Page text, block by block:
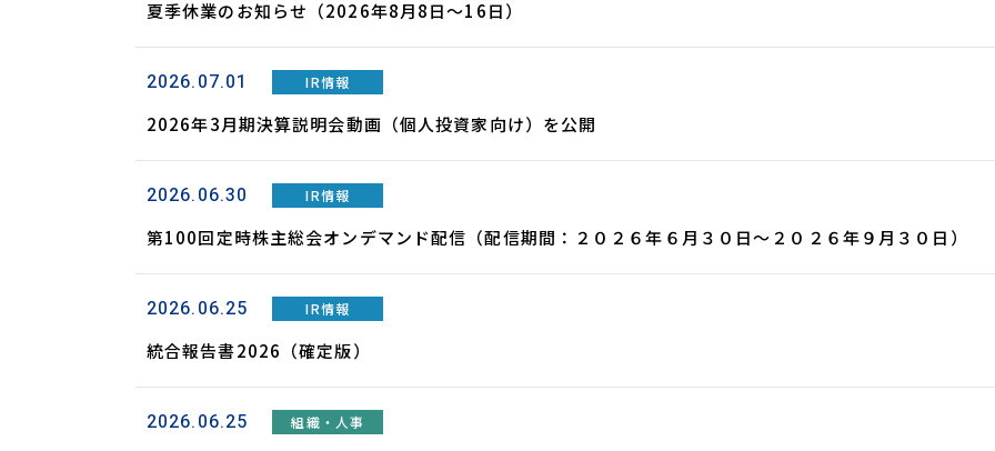
夏季休業のお知らせ（2026年8月8日～16日）
2026.07.01 IR情報
2026年3月期決算説明会動画（個人投資家向け）を公開
2026.06.30 IR情報
第100回定時株主総会オンデマンド配信（配信期間：２０２６年６月３０日～２０２６年９月３０日）
2026.06.25 IR情報
統合報告書2026（確定版）
2026.06.25 組織・人事